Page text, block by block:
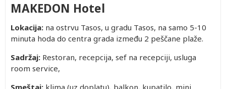
MAKEDON Hotel
Lokacija: na ostrvu Tasos, u gradu Tasos, na samo 5-10
minuta hoda do centra grada između 2 peščane plaže.
Sadržaj: Restoran, recepcija, sef na recepciji, usluga
room service,
Smeštaj: klima (uz doplatu), balkon, kupatilo, mini